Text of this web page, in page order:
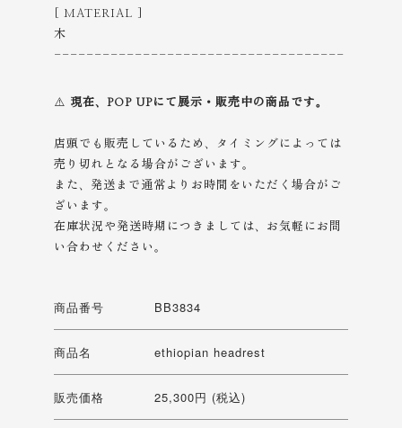
[ MATERIAL ]
木
------------------------------------
⚠️ 現在、POP UPにて展示・販売中の商品です。
店頭でも販売しているため、タイミングによっては
売り切れとなる場合がございます。
また、発送まで通常よりお時間をいただく場合がご
ざいます。
在庫状況や発送時期につきましては、お気軽にお問
い合わせください。
商品番号 BB3834
商品名 ethiopian headrest
販売価格 25,300円 (税込)